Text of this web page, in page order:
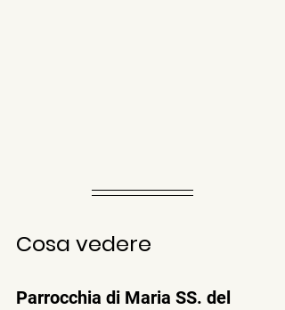
Cosa vedere
Parrocchia di Maria SS. del